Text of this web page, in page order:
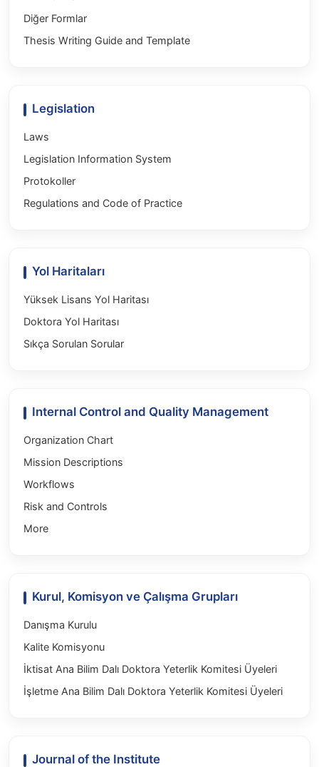
Diğer Formlar
Thesis Writing Guide and Template
Legislation
Laws
Legislation Information System
Protokoller
Regulations and Code of Practice
Yol Haritaları
Yüksek Lisans Yol Haritası
Doktora Yol Haritası
Sıkça Sorulan Sorular
Internal Control and Quality Management
Organization Chart
Mission Descriptions
Workflows
Risk and Controls
More
Kurul, Komisyon ve Çalışma Grupları
Danışma Kurulu
Kalite Komisyonu
İktisat Ana Bilim Dalı Doktora Yeterlik Komitesi Üyeleri
İşletme Ana Bilim Dalı Doktora Yeterlik Komitesi Üyeleri
Journal of the Institute